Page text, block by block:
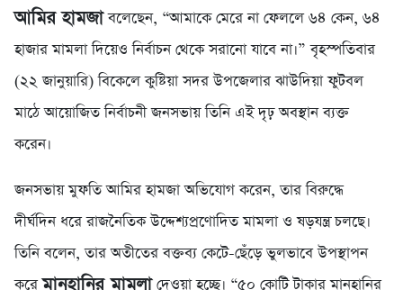
আমির হামজাবলেছেন, “আমাকে মেরে না ফেললে ৬৪ কেন, ৬৪
হাজার মামলা দিয়েও নির্বাচন থেকে সরানো যাবে না।” বৃহস্পতিবার
(২২ জানুয়ারি) বিকেলে কুষ্টিয়া সদর উপজেলার ঝাউদিয়া ফুটবল
মাঠে আয়োজিত নির্বাচনী জনসভায় তিনি এই দৃঢ় অবস্থান ব্যক্ত
করেন।
জনসভায় মুফতি আমির হামজা অভিযোগ করেন, তার বিরুদ্ধে
দীর্ঘদিন ধরে রাজনৈতিক উদ্দেশ্যপ্রণোদিত মামলা ও ষড়যন্ত্র চলছে।
তিনি বলেন, তার অতীতের বক্তব্য কেটে-ছেঁড়ে ভুলভাবে উপস্থাপন
করেমানহানির মামলাদেওয়া হচ্ছে। “৫০ কোটি টাকার মানহানির